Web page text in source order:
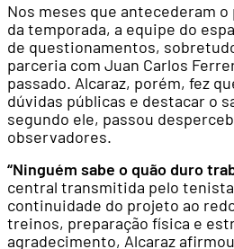
Nos meses que antecederam
da temporada, a equipe do
de questionamentos,
parceria com Juan Carlos
passado. Alcaraz, porém, fez
dúvidas públicas e destacar o
segundo ele, passou
observadores.
“Ninguém sabe o quão duro
central transmitida pelo
continuidade do projeto ao
treinos, preparação física e
agradecimento, Alcaraz